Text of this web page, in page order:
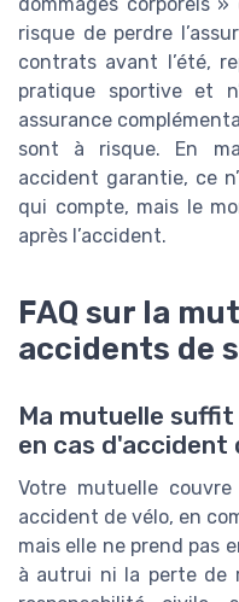
risque de perdre
contrats avant l’été,
pratique sportive et
assurance
sont à risque. En
accident garantie, ce
qui compte, mais le
après l’accident.
FAQ sur la
accidents de
Ma mutuelle
en cas d'accident
Votre mutuelle
accident de vélo, en
mais elle ne prend pas
à autrui ni la perte de